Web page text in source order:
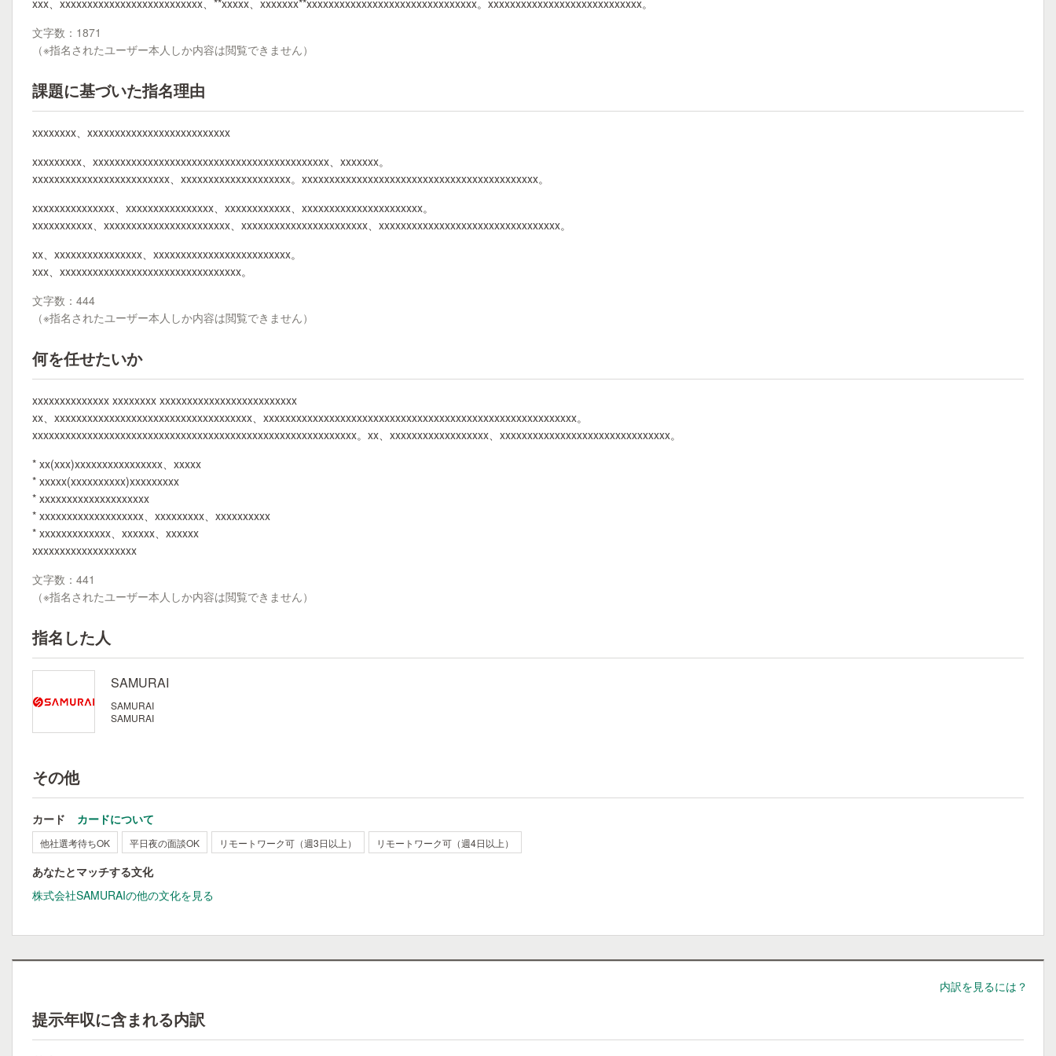
xxx、xxxxxxxxxxxxxxxxxxxxxxxxxx、**xxxxx、xxxxxxx**xxxxxxxxxxxxxxxxxxxxxxxxxxxxxxx。xxxxxxxxxxxxxxxxxxxxxxxxxxxx。
文字数：1871
（※指名されたユーザー本人しか内容は閲覧できません）
課題に基づいた指名理由
xxxxxxxx、xxxxxxxxxxxxxxxxxxxxxxxxxx
xxxxxxxxx、xxxxxxxxxxxxxxxxxxxxxxxxxxxxxxxxxxxxxxxxxxx、xxxxxxx。
xxxxxxxxxxxxxxxxxxxxxxxxx、xxxxxxxxxxxxxxxxxxxx。xxxxxxxxxxxxxxxxxxxxxxxxxxxxxxxxxxxxxxxxxxx。
xxxxxxxxxxxxxxx、xxxxxxxxxxxxxxxx、xxxxxxxxxxxx、xxxxxxxxxxxxxxxxxxxxxx。
xxxxxxxxxxx、xxxxxxxxxxxxxxxxxxxxxxx、xxxxxxxxxxxxxxxxxxxxxxx、xxxxxxxxxxxxxxxxxxxxxxxxxxxxxxxxx。
xx、xxxxxxxxxxxxxxxx、xxxxxxxxxxxxxxxxxxxxxxxxx。
xxx、xxxxxxxxxxxxxxxxxxxxxxxxxxxxxxxxx。
文字数：444
（※指名されたユーザー本人しか内容は閲覧できません）
何を任せたいか
xxxxxxxxxxxxxx xxxxxxxx xxxxxxxxxxxxxxxxxxxxxxxxx
xx、xxxxxxxxxxxxxxxxxxxxxxxxxxxxxxxxxxxx、xxxxxxxxxxxxxxxxxxxxxxxxxxxxxxxxxxxxxxxxxxxxxxxxxxxxxxxxx。
xxxxxxxxxxxxxxxxxxxxxxxxxxxxxxxxxxxxxxxxxxxxxxxxxxxxxxxxxxx。xx、xxxxxxxxxxxxxxxxxx、xxxxxxxxxxxxxxxxxxxxxxxxxxxxxxx。
* xx(xxx)xxxxxxxxxxxxxxxx、xxxxx
* xxxxx(xxxxxxxxxx)xxxxxxxxx
* xxxxxxxxxxxxxxxxxxxx
* xxxxxxxxxxxxxxxxxxx、xxxxxxxxx、xxxxxxxxxx
* xxxxxxxxxxxxx、xxxxxx、xxxxxx
xxxxxxxxxxxxxxxxxxx
文字数：441
（※指名されたユーザー本人しか内容は閲覧できません）
指名した人
SAMURAI
SAMURAI
SAMURAI
その他
カード カードについて
他社選考待ちOK 平日夜の面談OK リモートワーク可（週3日以上） リモートワーク可（週4日以上）
あなたとマッチする文化
株式会社SAMURAIの他の文化を見る
内訳を見るには？
提示年収に含まれる内訳